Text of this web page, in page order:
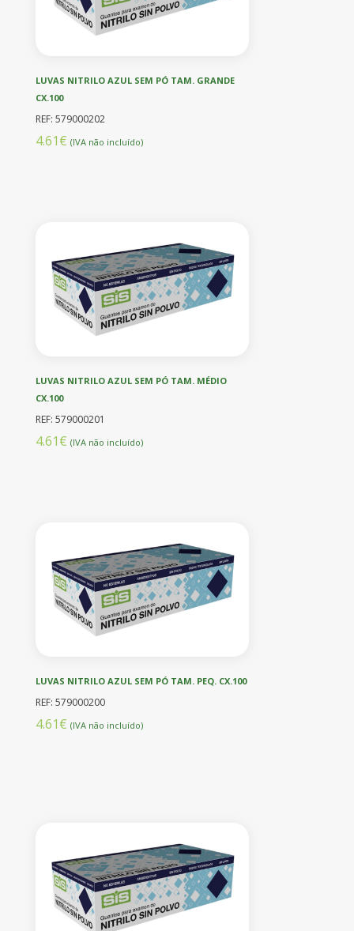
LUVAS NITRILO AZUL SEM PÓ TAM. GRANDE
CX.100
REF: 579000202
4.61€ (IVA não incluído)
LUVAS NITRILO AZUL SEM PÓ TAM. MÉDIO
CX.100
REF: 579000201
4.61€ (IVA não incluído)
LUVAS NITRILO AZUL SEM PÓ TAM. PEQ. CX.100
REF: 579000200
4.61€ (IVA não incluído)